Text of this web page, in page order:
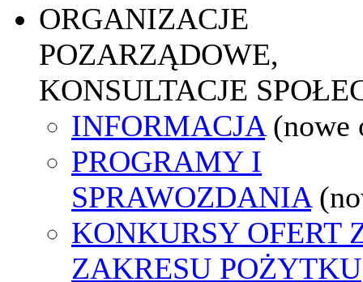
ORGANIZACJE
POZARZĄDOWE,
KONSULTACJE
INFORMACJA (nowe
PROGRAMY I
SPRAWOZDANIA
KONKURSY OFERT
ZAKRESU POŻYTKU